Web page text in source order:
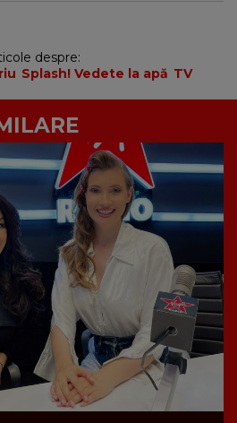
despre:
Splash! Vedete la apă TV